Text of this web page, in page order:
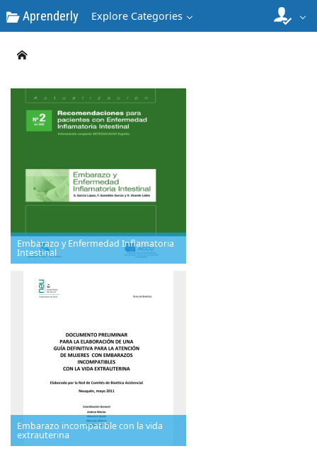
Aprenderly Explore Categories
Embarazo y Enfermedad Inflamatoria
Intestinal
Embarazo incompatible con la vida
extrauterina